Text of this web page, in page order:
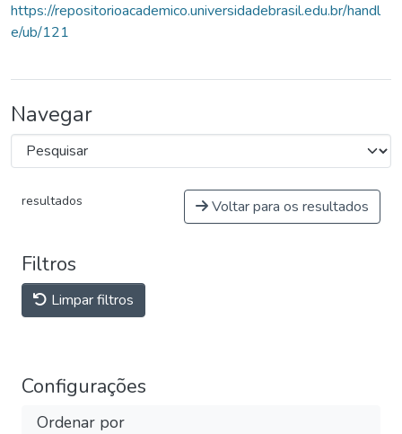
https://repositorioacademico.universidadebrasil.edu.br/handl
e/ub/121
Navegar
resultados Voltar para os resultados
Filtros
Limpar filtros
Configurações
Ordenar por